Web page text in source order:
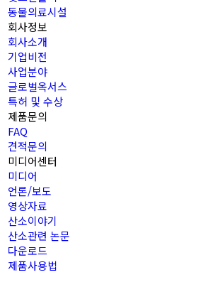
동물의료시설
회사정보
회사소개
기업비전
사업분야
글로벌옥서스
특허 및 수상
제품문의
FAQ
견적문의
미디어센터
미디어
언론/보도
영상자료
산소이야기
산소관련 논문
다운로드
제품사용법